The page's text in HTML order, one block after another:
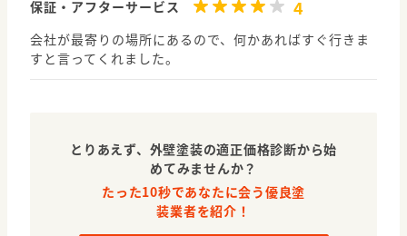
保証・アフターサービス 4
会社が最寄りの場所にあるので、何かあればすぐ行きま
すと言ってくれました。
とりあえず、外壁塗装の適正価格診断から始
めてみませんか？
たった10秒であなたに会う優良塗
装業者を紹介！